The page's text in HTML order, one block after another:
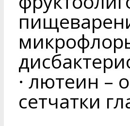
· лютеин –
сетчатки